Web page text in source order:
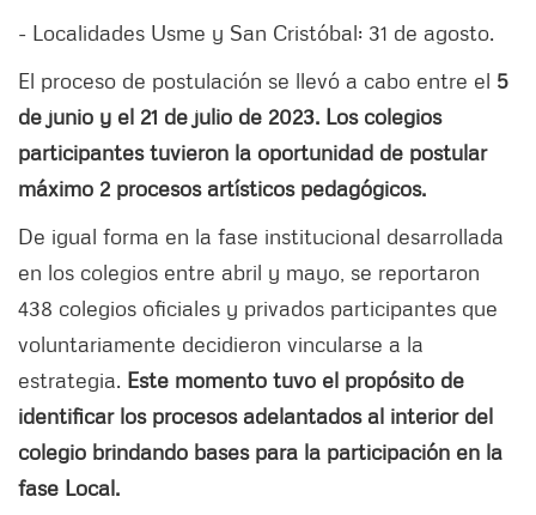
- Localidades Usme y San Cristóbal: 31 de agosto.
El proceso de postulación se llevó a cabo entre el 5
de junio y el 21 de julio de 2023. Los colegios
participantes tuvieron la oportunidad de postular
máximo 2 procesos artísticos pedagógicos.
De igual forma en la fase institucional desarrollada
en los colegios entre abril y mayo, se reportaron
438 colegios oficiales y privados participantes que
voluntariamente decidieron vincularse a la
estrategia. Este momento tuvo el propósito de
identificar los procesos adelantados al interior del
colegio brindando bases para la participación en la
fase Local.